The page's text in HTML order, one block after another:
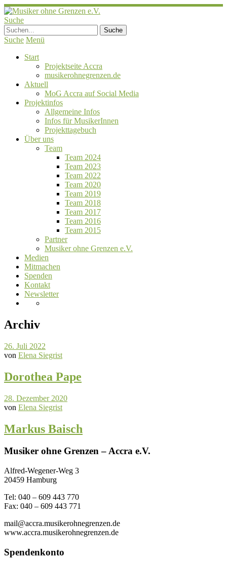
Suche
Suche Menü
Start
Projektseite Accra
musikerohnegrenzen.de
Aktuell
MoG Accra auf Social Media
Projektinfos
Allgemeine Infos
Infos für MusikerInnen
Projekttagebuch
Über uns
Team
Team 2024
Team 2023
Team 2022
Team 2020
Team 2019
Team 2018
Team 2017
Team 2016
Team 2015
Partner
Musiker ohne Grenzen e.V.
Medien
Mitmachen
Spenden
Kontakt
Newsletter
Archiv
26. Juli 2022
von Elena Siegrist
Dorothea Pape
28. Dezember 2020
von Elena Siegrist
Markus Baisch
Musiker ohne Grenzen – Accra e.V.
Alfred-Wegener-Weg 3
20459 Hamburg
Tel: 040 – 609 443 770
Fax: 040 – 609 443 771
mail@accra.musikerohnegrenzen.de
www.accra.musikerohnegrenzen.de
Spendenkonto